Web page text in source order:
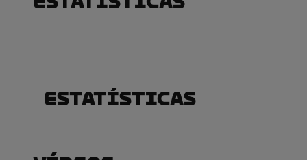
Estatísticas